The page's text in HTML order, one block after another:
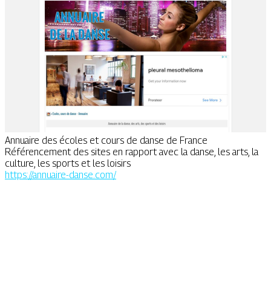
Annuaire des écoles et cours de danse de France
Référencement des sites en rapport avec la danse, les arts, la
culture, les sports et les loisirs
https://annuaire-danse.com/